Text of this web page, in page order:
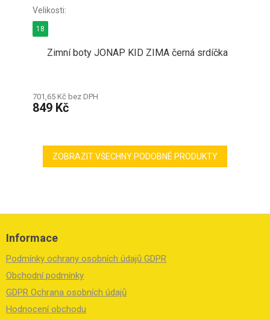
Zimní boty JONAP KID ZIMA černá srdíčka
701,65 Kč bez DPH
849 Kč
18
ZOBRAZIT VŠECHNY PODOBNÉ PRODUKTY
Informace
Podmínky ochrany osobních údajů GDPR
Obchodní podmínky
GDPR Ochrana osobních údajů
Hodnocení obchodu